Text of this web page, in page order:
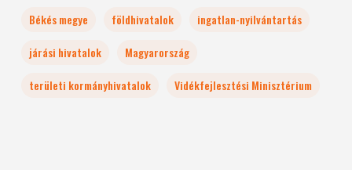
Békés megye földhivatalok
ingatlan-nyilvántartás
járási hivatalok
Magyarország
területi kormányhivatalok
Vidékfejlesztési Minisztérium